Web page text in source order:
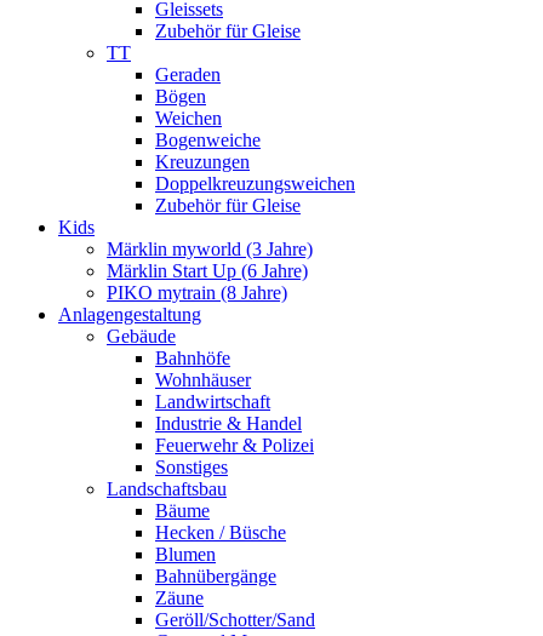
Gleissets
Zubehör für Gleise
TT
Geraden
Bögen
Weichen
Bogenweiche
Kreuzungen
Doppelkreuzungsweichen
Zubehör für Gleise
Kids
Märklin myworld (3 Jahre)
Märklin Start Up (6 Jahre)
PIKO mytrain (8 Jahre)
Anlagengestaltung
Gebäude
Bahnhöfe
Wohnhäuser
Landwirtschaft
Industrie & Handel
Feuerwehr & Polizei
Sonstiges
Landschaftsbau
Bäume
Hecken / Büsche
Blumen
Bahnübergänge
Zäune
Geröll/Schotter/Sand